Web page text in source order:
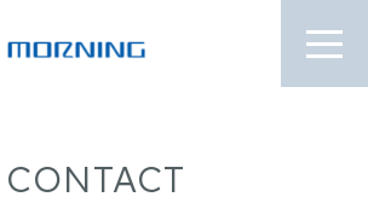
CONTACT